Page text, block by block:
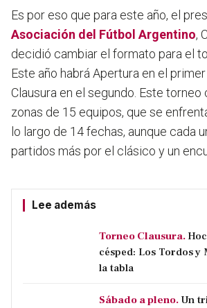
Es por eso que para este año, el
Asociación del Fútbol Argentino,
decidió cambiar el formato para el
Este año habrá Apertura en el
Clausura en el segundo. Este torneo
zonas de 15 equipos, que se
lo largo de 14 fechas, aunque cada
partidos más por el clásico y un
Lee además
Torneo Clausura.
césped: Los Tordos
la tabla
Sábado a pleno. Un